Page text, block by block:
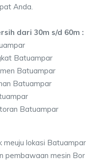
Anda.
dari 30m s/d 60m :
Batuampar
Batuampar
Batuampar
Batuampar
meuju lokasi Batuampar
pembawaan mesin Bor